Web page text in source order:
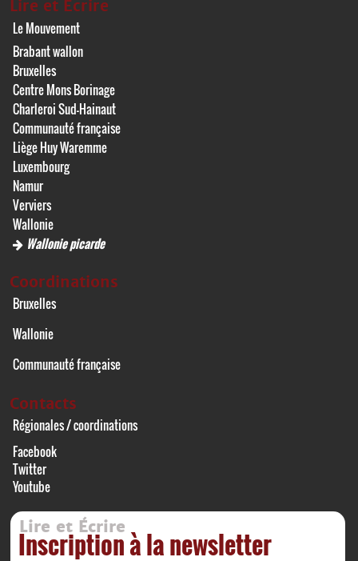
Lire et Écrire
Le Mouvement
Brabant wallon
Bruxelles
Centre Mons Borinage
Charleroi Sud-Hainaut
Communauté française
Liège Huy Waremme
Luxembourg
Namur
Verviers
Wallonie
Wallonie picarde
Coordinations
Bruxelles
Wallonie
Communauté française
Contacts
Régionales / coordinations
Facebook
Twitter
Youtube
Lire et Écrire
Inscription à la newsletter